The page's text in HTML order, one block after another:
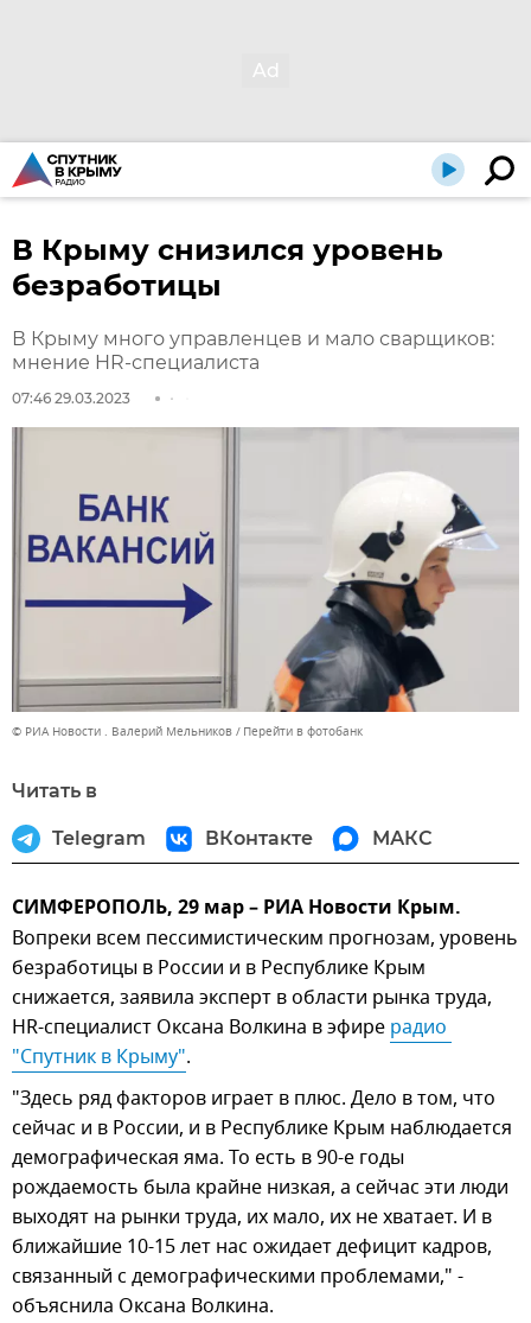
В Крыму снизился уровень
безработицы
В Крыму много управленцев и мало сварщиков:
мнение HR-специалиста
07:46 29.03.2023
© РИА Новости . Валерий Мельников Перейти в фотобанк
Читать в
Telegram ВКонтакте МАКС
СИМФЕРОПОЛЬ, 29 мар – РИА Новости Крым.
Вопреки всем пессимистическим прогнозам, уровень
безработицы в России и в Республике Крым
снижается, заявила эксперт в области рынка труда,
HR-специалист Оксана Волкина в эфире радио
"Спутник в Крыму".
"Здесь ряд факторов играет в плюс. Дело в том, что
сейчас и в России, и в Республике Крым наблюдается
демографическая яма. То есть в 90-е годы
рождаемость была крайне низкая, а сейчас эти люди
выходят на рынки труда, их мало, их не хватает. И в
ближайшие 10-15 лет нас ожидает дефицит кадров,
связанный с демографическими проблемами," -
объяснила Оксана Волкина.